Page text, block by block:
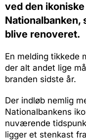
ved den
Nationalbanken,
blive renoveret.
En melding tikkede
der alt andet lige
branden sidste år.
Der indløb nemlig
Nationalbankens
nuværende
ligger et stenkast